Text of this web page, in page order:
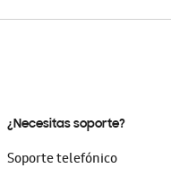
¿Necesitas soporte?
Soporte telefónico